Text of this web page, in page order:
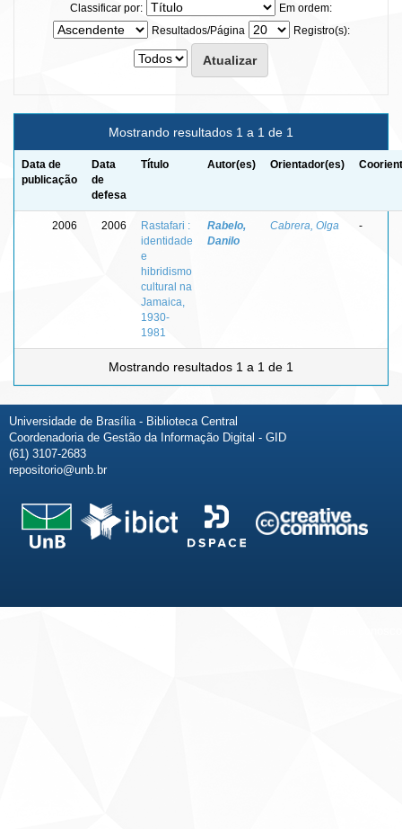
Classificar por:
Em ordem:
Resultados/Página
Registro(s):
Mostrando resultados 1 a 1 de 1
Data de
publicação
Data
de
defesa
Título Autor(es) Orientador(es)
2006 2006
Rastafari :
identidade
e
hibridismo
cultural na
Jamaica,
1930-
1981
Rabelo,
Danilo
Cabrera, Olga -
Mostrando resultados 1 a 1 de 1
Universidade de Brasília - Biblioteca Central
Coordenadoria de Gestão da Informação Digital - GID
(61) 3107-2683
repositorio@unb.br